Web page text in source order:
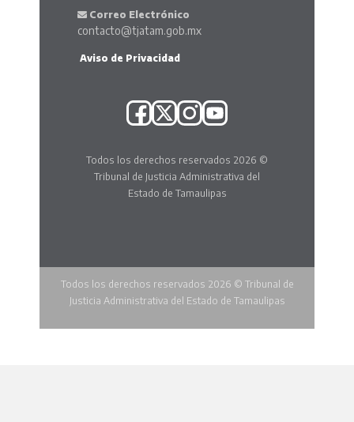
Correo Electrónico
contacto@tjatam.gob.mx
Aviso de Privacidad
Todos los derechos reservados 2026 ©
Tribunal de Justicia Administrativa del
Estado de Tamaulipas
Todos los derechos reservados 2026 © Tribunal de
Justicia Administrativa del Estado de Tamaulipas